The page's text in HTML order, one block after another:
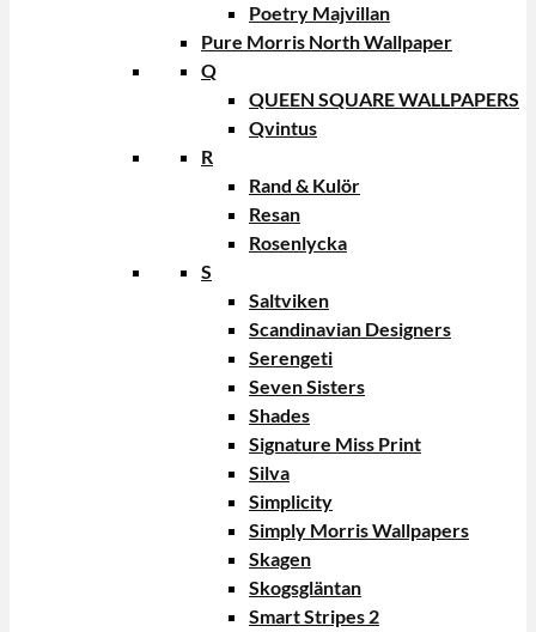
Poetry Majvillan
Pure Morris North Wallpaper
Q
QUEEN SQUARE WALLPAPERS
Qvintus
R
Rand & Kulör
Resan
Rosenlycka
S
Saltviken
Scandinavian Designers
Serengeti
Seven Sisters
Shades
Signature Miss Print
Silva
Simplicity
Simply Morris Wallpapers
Skagen
Skogsgläntan
Smart Stripes 2